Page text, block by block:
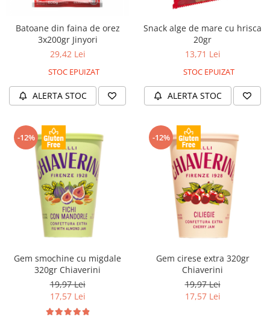
Batoane din faina de orez
3x200gr Jinyori
29,42 Lei
STOC EPUIZAT
ALERTA STOC
Snack alge de mare cu hrisca
20gr
13,71 Lei
STOC EPUIZAT
ALERTA STOC
-12%
Gem smochine cu migdale
320gr Chiaverini
19,97 Lei
17,57 Lei
-12%
Gem cirese extra 320gr
Chiaverini
19,97 Lei
17,57 Lei